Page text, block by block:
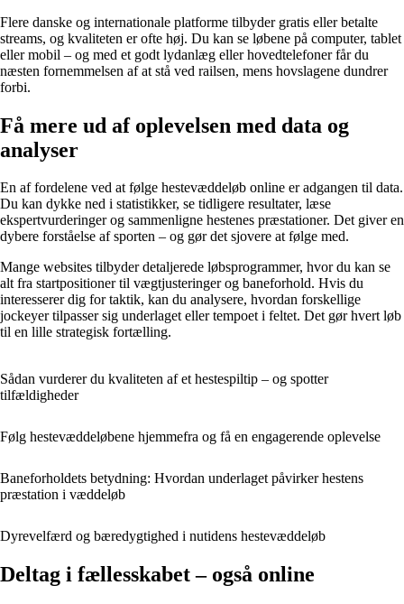
Flere danske og internationale platforme tilbyder gratis eller betalte
streams, og kvaliteten er ofte høj. Du kan se løbene på computer, tablet
eller mobil – og med et godt lydanlæg eller hovedtelefoner får du
næsten fornemmelsen af at stå ved railsen, mens hovslagene dundrer
forbi.
Få mere ud af oplevelsen med data og
analyser
En af fordelene ved at følge hestevæddeløb online er adgangen til data.
Du kan dykke ned i statistikker, se tidligere resultater, læse
ekspertvurderinger og sammenligne hestenes præstationer. Det giver en
dybere forståelse af sporten – og gør det sjovere at følge med.
Mange websites tilbyder detaljerede løbsprogrammer, hvor du kan se
alt fra startpositioner til vægtjusteringer og baneforhold. Hvis du
interesserer dig for taktik, kan du analysere, hvordan forskellige
jockeyer tilpasser sig underlaget eller tempoet i feltet. Det gør hvert løb
til en lille strategisk fortælling.
Sådan vurderer du kvaliteten af et hestespiltip – og spotter
tilfældigheder
Følg hestevæddeløbene hjemmefra og få en engagerende oplevelse
Baneforholdets betydning: Hvordan underlaget påvirker hestens
præstation i væddeløb
Dyrevelfærd og bæredygtighed i nutidens hestevæddeløb
Deltag i fællesskabet – også online